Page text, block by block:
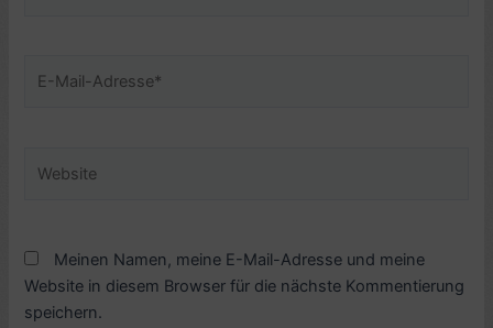
Mail-
Meinen Namen, meine E-Mail-Adresse und meine
Website in diesem Browser für die nächste Kommentierung
speichern.